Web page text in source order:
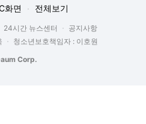
화면 전체보기
24시간 뉴스센터
공지사항
청소년보호책임자 : 이호원
Corp.